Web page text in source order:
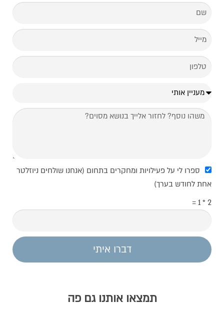
ספרו לי על פעילויות ומחקרים בתחום (אנחנו שולחים ניוזלטר
אחת לחודש בערך)
2 * 1 =
דברו איתי
תמצאו אותנו גם פה